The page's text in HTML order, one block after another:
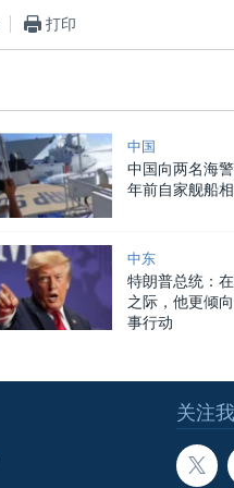
打印
中国
中国向两名海
年前自家舰船
中东
特朗普总统：
之际，他更倾
事行动
关注